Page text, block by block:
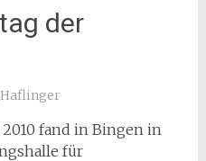
der
2010 fand in Bingen in
für